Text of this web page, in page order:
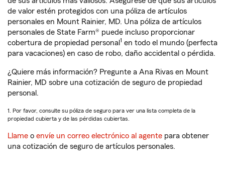
de valor estén protegidos con una póliza de artículos
personales en Mount Rainier, MD. Una póliza de artículos
personales de State Farm® puede incluso proporcionar
cobertura de propiedad personal 1 en todo el mundo (perfecta
para vacaciones) en caso de robo, daño accidental o pérdida.
¿Quiere más información? Pregunte a Ana Rivas en Mount
Rainier, MD sobre una cotización de seguro de propiedad
personal.
1. Por favor, consulte su póliza de seguro para ver una lista completa de la
propiedad cubierta y de las pérdidas cubiertas.
Llame o envíe un correo electrónico al agente para obtener
una cotización de seguro de artículos personales.